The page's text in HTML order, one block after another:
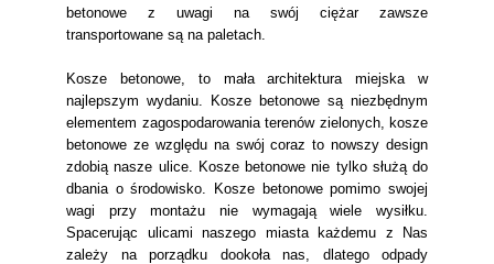
betonowe z uwagi na swój ciężar zawsze
transportowane są na paletach.
Kosze betonowe, to mała architektura miejska w
najlepszym wydaniu. Kosze betonowe są niezbędnym
elementem zagospodarowania terenów zielonych, kosze
betonowe ze względu na swój coraz to nowszy design
zdobią nasze ulice. Kosze betonowe nie tylko służą do
dbania o środowisko. Kosze betonowe pomimo swojej
wagi przy montażu nie wymagają wiele wysiłku.
Spacerując ulicami naszego miasta każdemu z Nas
zależy na porządku dookoła nas, dlatego odpady